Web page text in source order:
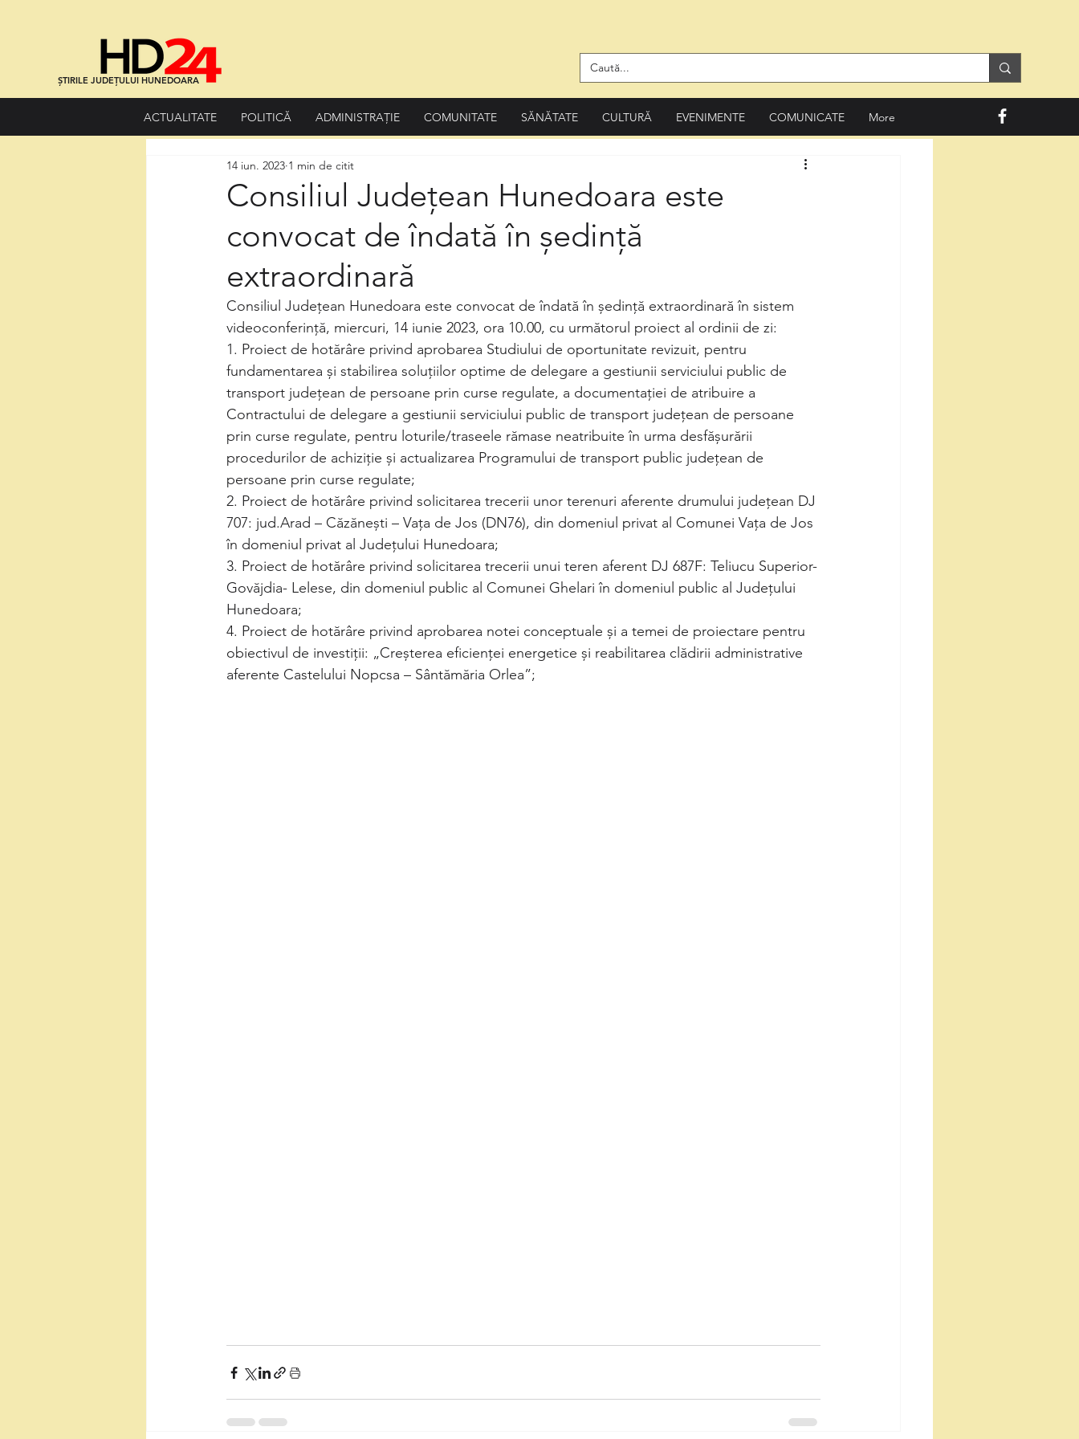
ȘTIRILE JUDEȚULUI HUNEDOARA
ACTUALITATE POLITICĂ ADMINISTRAȚIE COMUNITATE SĂNĂTATE CULTURĂ EVENIMENTE COMUNICATE More
Consiliul Județean Hunedoara este
convocat de îndată în ședință
extraordinară
14 iun. 2023 1 min de citit
Consiliul Județean Hunedoara este convocat de îndată în ședință extraordinară în sistem
videoconferință, miercuri, 14 iunie 2023, ora 10.00, cu următorul proiect al ordinii de zi:
1. Proiect de hotărâre privind aprobarea Studiului de oportunitate revizuit, pentru
fundamentarea și stabilirea soluțiilor optime de delegare a gestiunii serviciului public de
transport județean de persoane prin curse regulate, a documentaţiei de atribuire a
Contractului de delegare a gestiunii serviciului public de transport judeţean de persoane
prin curse regulate, pentru loturile/traseele rămase neatribuite în urma desfășurării
procedurilor de achiziție și actualizarea Programului de transport public județean de
persoane prin curse regulate;
2. Proiect de hotărâre privind solicitarea trecerii unor terenuri aferente drumului județean DJ
707: jud.Arad – Căzănești – Vața de Jos (DN76), din domeniul privat al Comunei Vața de Jos
în domeniul privat al Județului Hunedoara;
3. Proiect de hotărâre privind solicitarea trecerii unui teren aferent DJ 687F: Teliucu Superior-
Govăjdia- Lelese, din domeniul public al Comunei Ghelari în domeniul public al Județului
Hunedoara;
4. Proiect de hotărâre privind aprobarea notei conceptuale și a temei de proiectare pentru
obiectivul de investiții: „Creșterea eficienței energetice și reabilitarea clădirii administrative
aferente Castelului Nopcsa – Sântămăria Orlea”;